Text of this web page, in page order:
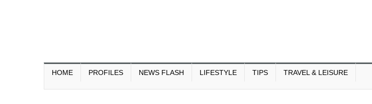
HOME PROFILES NEWS FLASH LIFESTYLE TIPS TRAVEL & LEISURE